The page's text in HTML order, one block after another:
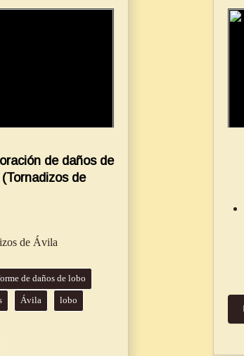
de daños de
de
de Ávila
de daños de lobo
Ávila lobo